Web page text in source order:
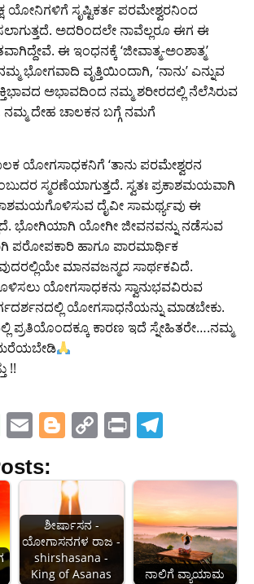
ಯೋನಿಗಳಿಗೆ ಸೃಷ್ಟಿಕರ್ತ ಪರಮೇಶ್ವರನಿಂದ
ಅದರಿಂದಲೇ ನಾವೆಲ್ಲರೂ ಈಗ ಈ
ಈ ಇಂಧನಕ್ಕೆ ‘ಜೀವಾತ್ಮ-ಅಂಶಾತ್ಮ’
ಭೋಗವಾದಿ ವೃತ್ತಿಯಿಂದಾಗಿ, ‘ನಾನು’ ಎನ್ನುವ
ಅಭಾವದಿಂದ ನಮ್ಮ ಶರೀರದಲ್ಲಿ ನೆಲೆಸಿರುವ
ನಮ್ಮ ದೇಹ ಚಾಲಕನ ಬಗ್ಗೆ ನಮಗೆ
ಯೋಗಸಾಧಕನಿಗೆ ‘ತಾನು ಪರಮೇಶ್ವರನ
ಸ್ಮರಣೆಯಾಗುತ್ತದೆ. ಸ್ವತಃ ಪ್ರಕಾಶಮಯವಾಗಿ
ದೈವೀ ಸಾಮರ್ಥ್ಯವು ಈ
ಭೋಗಿಯಾಗಿ ಯೋಗೀ ಜೀವನವನ್ನು ನಡೆಸುವ
ಹಾಗೂ ಪಾರಮಾರ್ಥಿಕ
ಮಾನವಜನ್ಮದ ಸಾರ್ಥಕವಿದೆ.
ಯೋಗಸಾಧಕನು ಸ್ವಾನುಭವವಿರುವ
ಯೋಗಸಾಧನೆಯನ್ನು ಮಾಡಬೇಕು.
ಪ್ರತಿಯೊಂದಕ್ಕೂ ಕಾರಣ ಇದೆ ಸ್ನೇಹಿತರೇ….ನಮ್ಮ
ಮರೆಯಬೇಡಿ
!!
W
at
s
A
p
E
ai
Bl
g
g
er
C
p
Li
n
Pr
t e
gr
a
m
ಶೀರ್ಷಾಸನ -
ಯೋಗಾಸನಗಳ ರಾಜ -
shirshasana -
King of Asanas
ನಾಲಿಗೆ ವ್ಯಾಯಾಮ